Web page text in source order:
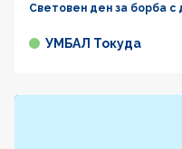
Световен ден за борба с
УМБАЛ Токуда